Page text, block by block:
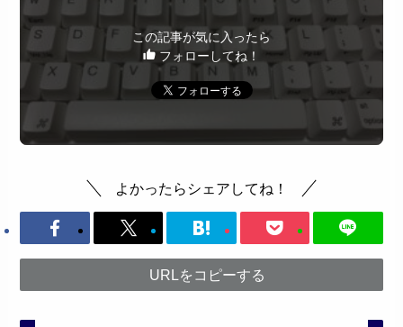
この記事が気に入ったら
フォローしてね！
よかったらシェアしてね！
URLをコピーする